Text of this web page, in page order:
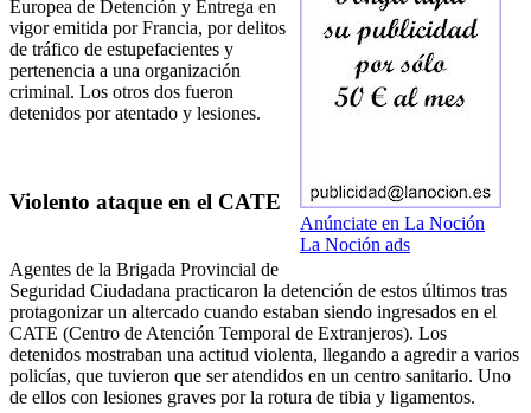
Anúnciate en La Noción
La Noción ads
Europea de Detención y Entrega en
vigor emitida por Francia, por delitos
de tráfico de estupefacientes y
pertenencia a una organización
criminal. Los otros dos fueron
detenidos por atentado y lesiones.
Violento ataque en el CATE
Agentes de la Brigada Provincial de
Seguridad Ciudadana practicaron la detención de estos últimos tras
protagonizar un altercado cuando estaban siendo ingresados en el
CATE (Centro de Atención Temporal de Extranjeros). Los
detenidos mostraban una actitud violenta, llegando a agredir a varios
policías, que tuvieron que ser atendidos en un centro sanitario. Uno
de ellos con lesiones graves por la rotura de tibia y ligamentos.